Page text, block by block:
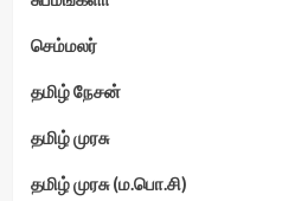
செம்மலர்
தமிழ் நேசன்
தமிழ் முரசு
தமிழ் முரசு (ம.பொ.சி)